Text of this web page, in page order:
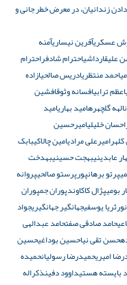
دادن زندانیان، در معرض خطر جانی و
عسکریآفرین نیساریآمنه
علیقارداشیاحترام شادفراحترام‌‌
احمد منتظریادریس صالحیازاده
اعظم ترابیافسانه وثوقافشین
الهه گلچهرهامید بهاریامید
خلیلیامیرحسین
امیرعلی مرادیامین چالاکیبابک
عابدینیبهجت حسینیبهدخت
پرتو برهانپورپرستو صالحیپروانه
بومیپژال کاکاوندپوران جمپوران
ثریا یوسفیجهانگیر جهانگیریجواد
حامد صادقی صفتحامد عبدالهی
حسن تقی نیاحسین بوداغیحسین
امیریحمیدرضا رسولیانحمیده
بایسته هستیداوود دفینذکراله